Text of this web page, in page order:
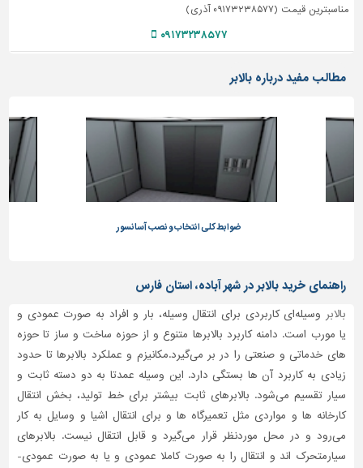
مناسبترین قیمت (۰۹۱۷۳۲۳۸۵۷۷ آذری)
۰۹۱۷۳۲۳۸۵۷۷
مطالب مفید درباره بالابر
ضوابط کلی انتخاب و نصب آسانسور
راهنمای خرید بالابر در شهر آباده، استان فارس
بالابر وسیله‌ای کاربردی برای انتقال وسیله، بار و افراد به صورت عمودی و
یا مورب است. دامنه کاربرد بالابرها متنوع و از حوزه ساخت و ساز تا حوزه
های خدماتی و صنعتی را در بر می‌گیرد.مکانیزم و عملکرد بالابرها تا حدود
زیادی به کاربرد آن ها بستگی دارد. این وسیله عمدتا به دو دسته ثابت و
سیار تقسیم می‌شود. بالابرهای ثابت بیشتر برای خط تولید، بخش انتقال
کارخانه ها و مواردی مثل تعمیرگاه ها و برای انتقال اشیا و وسایل به کار
می‌رود و در محل موردنظر قرار می‌گیرد و قابل انتقال نیست. بالابرهای
سیارمتحرک اند و انتقال را به صورت کاملا عمودی و یا به صورت عمودی-